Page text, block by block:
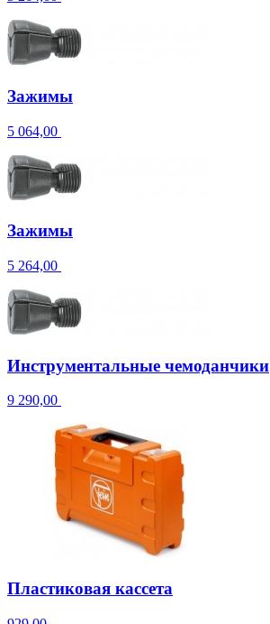
Зажимы
5 064,00
Зажимы
5 264,00
Инструментальные чемоданчики
9 290,00
Пластиковая кассета